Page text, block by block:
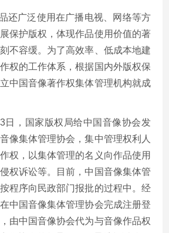
广泛使用在广播电视、网络等方
保护版权，体现作品使用价值的著
不容缓。为了高效率、低成本地建
权的工作体系，根据国内外版权保
中国音像著作权集体管理机构就成
，国家版权局给中国音像协会发
像集体管理协会，集中管理权利人
权，以集体管理的名义向作品使用
权诉讼等。目前，中国音像集体管
程序向民政部门报批的过程中。经
中国音像集体管理协会完成注册登
由中国音像协会代为与音像作品权